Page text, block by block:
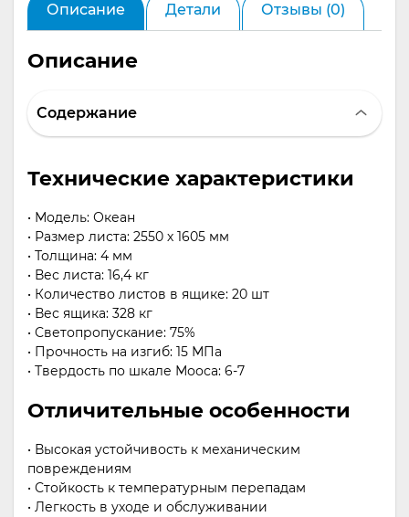
Описание Детали Отзывы (0)
Описание
Содержание
Технические характеристики
• Модель: Океан
• Размер листа: 2550 х 1605 мм
• Толщина: 4 мм
• Вес листа: 16,4 кг
• Количество листов в ящике: 20 шт
• Вес ящика: 328 кг
• Светопропускание: 75%
• Прочность на изгиб: 15 МПа
• Твердость по шкале Мооса: 6-7
Отличительные особенности
• Высокая устойчивость к механическим
повреждениям
• Стойкость к температурным перепадам
• Легкость в уходе и обслуживании